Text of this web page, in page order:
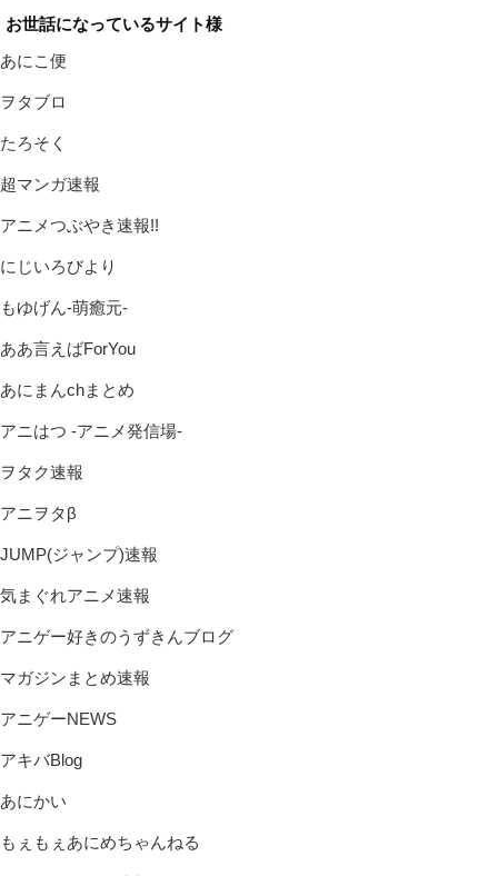
お世話になっているサイト様
あにこ便
ヲタブロ
たろそく
超マンガ速報
アニメつぶやき速報!!
にじいろびより
もゆげん-萌癒元-
ああ言えばForYou
あにまんchまとめ
アニはつ -アニメ発信場-
ヲタク速報
アニヲタβ
JUMP(ジャンプ)速報
気まぐれアニメ速報
アニゲー好きのうずきんブログ
マガジンまとめ速報
アニゲーNEWS
アキバBlog
あにかい
もぇもぇあにめちゃんねる